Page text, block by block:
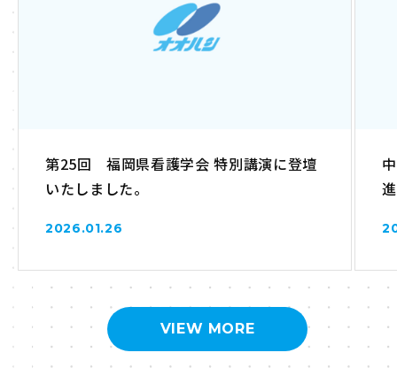
第25回 福岡県看護学会 特別講演に登壇
いたしました。
2026.01.26
VIEW MORE